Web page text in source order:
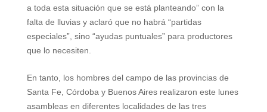
a toda esta situación que se está planteando” con la
falta de lluvias y aclaró que no habrá “partidas
especiales”, sino “ayudas puntuales” para productores
que lo necesiten.
En tanto, los hombres del campo de las provincias de
Santa Fe, Córdoba y Buenos Aires realizaron este lunes
asambleas en diferentes localidades de las tres